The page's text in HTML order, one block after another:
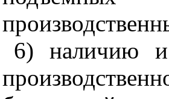
6) наличию и